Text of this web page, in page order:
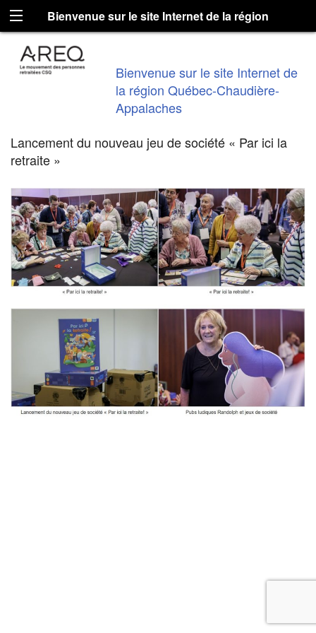
Bienvenue sur le site Internet de la région
Québec-Chaudière-Appalaches
Bienvenue sur le site Internet de
la région Québec-Chaudière-
Appalaches
Lancement du nouveau jeu de société « Par ici la
retraite »